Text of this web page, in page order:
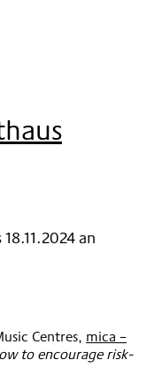
an
Centres, mica –
to encourage risk-